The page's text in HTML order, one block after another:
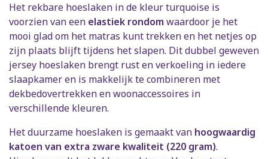
Het rekbare hoeslaken in de kleur turquoise is
voorzien van een elastiek rondom waardoor je het
mooi glad om het matras kunt trekken en het netjes op
zijn plaats blijft tijdens het slapen. Dit dubbel geweven
jersey hoeslaken brengt rust en verkoeling in iedere
slaapkamer en is makkelijk te combineren met
dekbedovertrekken en woonaccessoires in
verschillende kleuren.
Het duurzame hoeslaken is gemaakt van hoogwaardig
katoen van extra zware kwaliteit (220 gram).